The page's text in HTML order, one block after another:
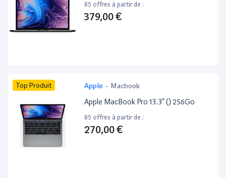
85 offres à partir de :
379,00 €
Top Produit Apple - Macbook
Apple MacBook Pro 13.3” () 256Go
85 offres à partir de :
270,00 €